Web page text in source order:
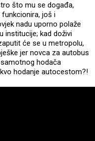
što mu se događa,
još i
nadu uporno polaže
institucije; kad doživi
će se u metropolu,
jer novca za autobus
hodača
hodanje autocestom?!